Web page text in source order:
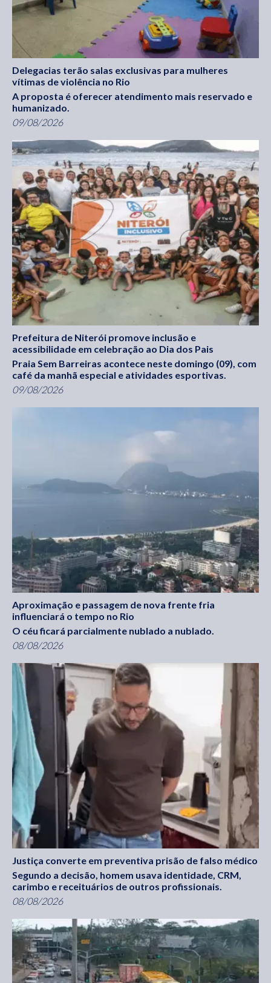
Delegacias terão salas exclusivas para mulheres
vítimas de violência no Rio
A proposta é oferecer atendimento mais reservado e
humanizado.
09/08/2026
Prefeitura de Niterói promove inclusão e
acessibilidade em celebração ao Dia dos Pais
Praia Sem Barreiras acontece neste domingo (09), com
café da manhã especial e atividades esportivas.
09/08/2026
Aproximação e passagem de nova frente fria
influenciará o tempo no Rio
O céu ficará parcialmente nublado a nublado.
08/08/2026
Justiça converte em preventiva prisão de falso médico
Segundo a decisão, homem usava identidade, CRM,
carimbo e receituários de outros profissionais.
08/08/2026